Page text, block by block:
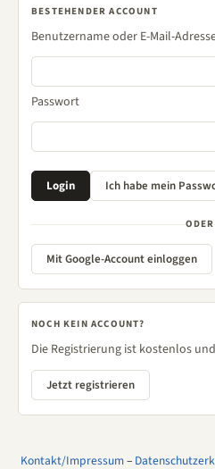
BESTEHENDER ACCOUNT
Benutzername oder E-Mail-
Passwort
ODER
Mit Google-Account einloggen
NOCH KEIN ACCOUNT?
Die Registrierung ist kostenlos
Jetzt registrieren
Kontakt/Impressum–